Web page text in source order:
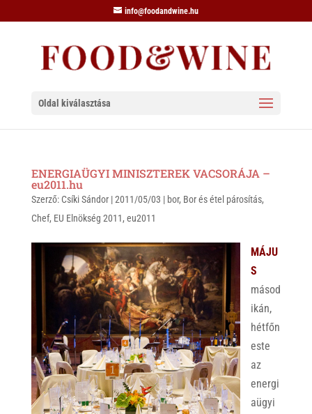
info@foodandwine.hu
Oldal kiválasztása
ENERGIAÜGYI MINISZTEREK VACSORÁJA –
eu2011.hu
Szerző: Csíki Sándor|2011/05/03 | bor, Bor és étel párosítás,
Chef, EU Elnökség 2011, eu2011
MÁJU
S
másod
ikán,
hétfőn
este
az
energi
aügyi